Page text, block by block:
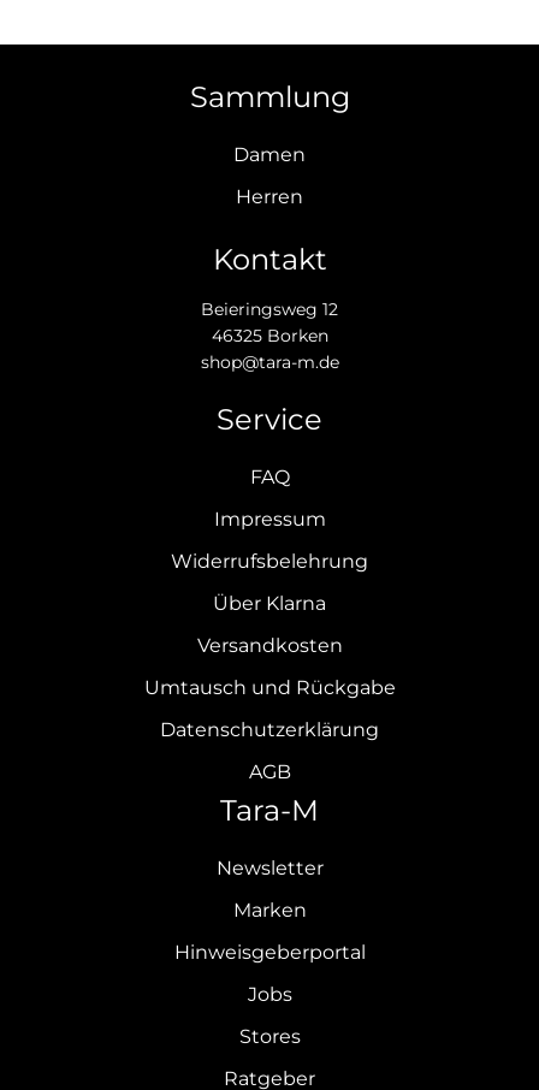
Sammlung
Damen
Herren
Kontakt
Beieringsweg 12
46325 Borken
shop@tara-m.de
Service
FAQ
Impressum
Widerrufsbelehrung
Über Klarna
Versandkosten
Umtausch und Rückgabe
Datenschutzerklärung
AGB
Tara-M
Newsletter
Marken
Hinweisgeberportal
Jobs
Stores
Ratgeber